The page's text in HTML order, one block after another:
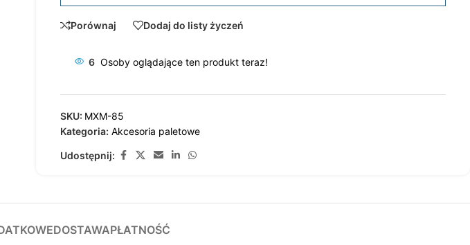
Porównaj Dodaj do listy życzeń
6 Osoby oglądające ten produkt teraz!
SKU: MXM-85
Kategoria: Akcesoria paletowe
Udostępnij:
DOSTAWAPŁATNOŚĆ